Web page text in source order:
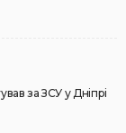
за ЗСУ у Дніпрі